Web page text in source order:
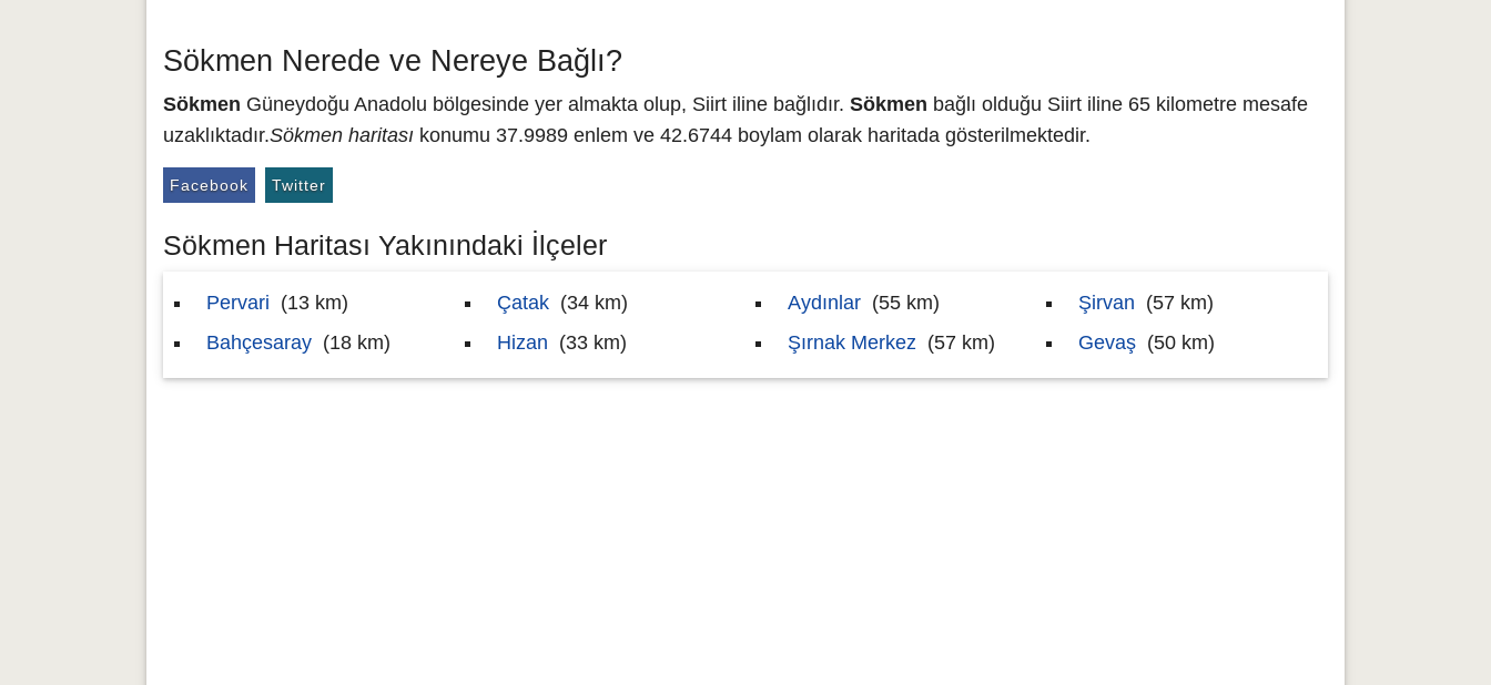
Sökmen Nerede ve Nereye Bağlı?
Sökmen Güneydoğu Anadolu bölgesinde yer almakta olup, Siirt iline bağlıdır. Sökmen bağlı olduğu Siirt iline 65 kilometre mesafe
uzaklıktadır.Sökmen haritası konumu 37.9989 enlem ve 42.6744 boylam olarak haritada gösterilmektedir.
Facebook Twitter
Sökmen Haritası Yakınındaki İlçeler
Pervari (13 km)
Bahçesaray (18 km)
Çatak (34 km)
Hizan (33 km)
Aydınlar (55 km)
Şırnak Merkez (57 km)
Şirvan (57 km)
Gevaş (50 km)